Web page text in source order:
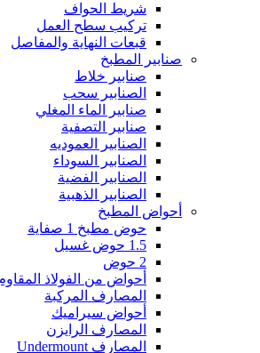
شريط الحواف
تركيب سطح العمل
قبعات النهاية والمفاصل
صنابير المطبخ
صنابير خلاط
الصنابير سحب
صنابير الماء المغلي
صنابير التصفية
الصنابير العموديه
الصنابير السوداء
الصنابير الفضية
الصنابير الذهبية
أحواض المطبخ
حوض مطبخ 1 صفاية
1.5 حوض غسيل
2 حوض
أحواض من الفولاذ
المصارف المركبة
أحواض سيراميك
المصارف الرايزن
المصارف Undermount